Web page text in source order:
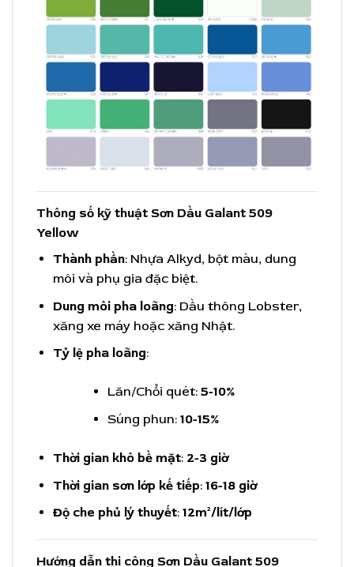
Thông số kỹ thuật Sơn Dầu Galant 509
Yellow
Thành phần: Nhựa Alkyd, bột màu, dung
môi và phụ gia đặc biệt.
Dung môi pha loãng: Dầu thông Lobster,
xăng xe máy hoặc xăng Nhật.
Tỷ lệ pha loãng:
Lăn/Chổi quét: 5-10%
Súng phun: 10-15%
Thời gian khô bề mặt: 2-3 giờ
Thời gian sơn lớp kế tiếp: 16-18 giờ
Độ che phủ lý thuyết: 12m²/lít/lớp
Hướng dẫn thi công Sơn Dầu Galant 509